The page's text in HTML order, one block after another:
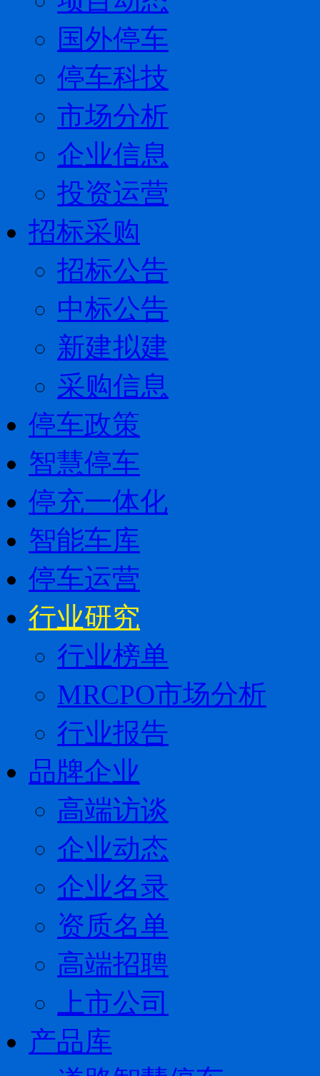
国外停车
停车科技
市场分析
企业信息
投资运营
招标采购
招标公告
中标公告
新建拟建
采购信息
停车政策
智慧停车
停充一体化
智能车库
停车运营
行业研究
行业榜单
MRCPO市场分析
行业报告
品牌企业
高端访谈
企业动态
企业名录
资质名单
高端招聘
上市公司
产品库